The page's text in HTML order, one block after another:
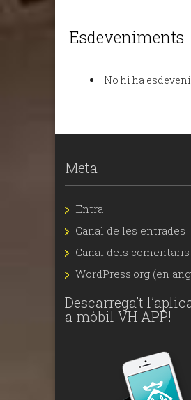
Esdeveniments
No hi ha
Meta
Entra
Canal de les entrades
Canal dels comentaris
WordPress.org (en
Descarrega’t
a mòbil VH APP!